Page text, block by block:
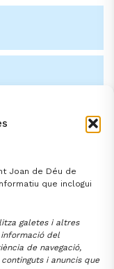
Joan de Déu de
que inclogui
galetes i altres
del
de navegació,
i anuncis que